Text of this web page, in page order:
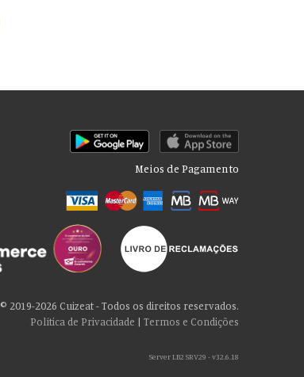
Meios de Pagamento
© 2019-2026 Cuizeat - Todos os direitos reservados.
Política de Privacidade | Termos e Condições
Server LB2 SRV29 - v32.6.18